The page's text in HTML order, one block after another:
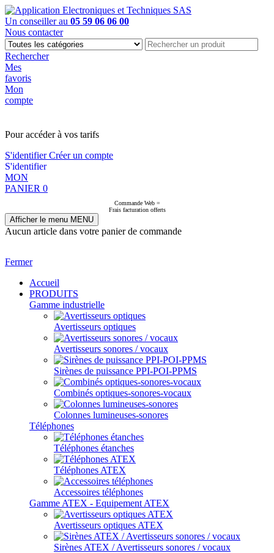
Un conseiller au 05 59 06 06 00
Nous contacter
Rechercher
Mes
favoris
Mon
compte
Pour accéder à vos tarifs
S'identifierCréer un compte
S'identifier
MON
PANIER 0
Commande Web =
Frais facturation offerts
Afficher le menu MENU
Aucun article dans votre panier de commande
Fermer
Accueil
PRODUITS
Gamme industrielle
Avertisseurs optiques
Avertisseurs sonores / vocaux
Sirènes de puissance PPI-POI-PPMS
Combinés optiques-sonores-vocaux
Colonnes lumineuses-sonores
Téléphones
Téléphones étanches
Téléphones ATEX
Accessoires téléphones
Gamme ATEX - Equipement ATEX
Avertisseurs optiques ATEX
Sirènes ATEX / Avertisseurs sonores / vocaux